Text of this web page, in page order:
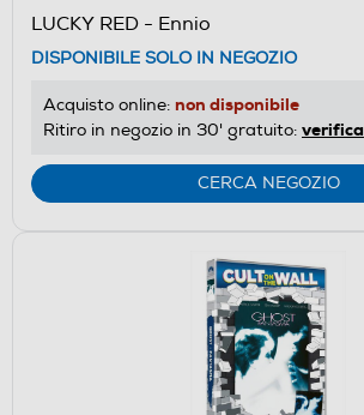
LUCKY RED - Ennio
DISPONIBILE SOLO IN NEGOZIO
Acquisto online: non disponibile
Ritiro in negozio in 30' gratuito: verifica
CERCA NEGOZIO